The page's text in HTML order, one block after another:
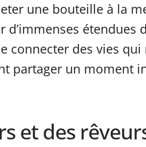
une bouteille à la
étendues
connecter des vies
partager un moment
et des